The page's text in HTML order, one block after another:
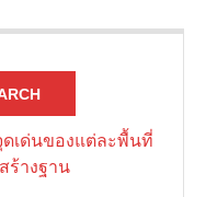
ดเด่นของแต่ละพื้นที่
ร้างฐาน